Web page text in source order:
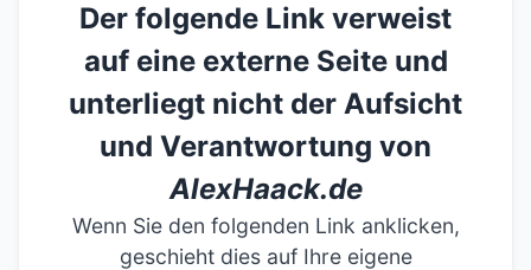
Der folgende Link verweist
auf eine externe Seite und
unterliegt nicht der Aufsicht
und Verantwortung von
AlexHaack.de
Wenn Sie den folgenden Link anklicken,
geschieht dies auf Ihre eigene